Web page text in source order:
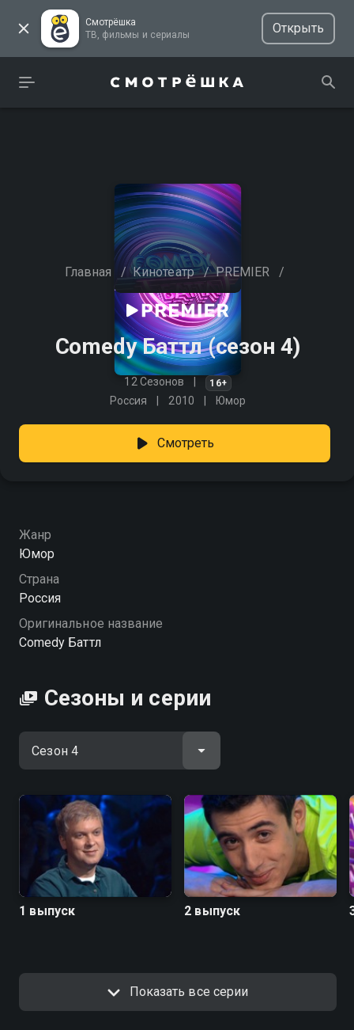
Смотрёшка
ТВ, фильмы и сериалы
Открыть
Главная / Кинотеатр / PREMIER /
Comedy Баттл (сезон 4)
12 Сезонов 16+
Россия 2010 Юмор
Смотреть
Жанр
Юмор
Страна
Россия
Оригинальное название
Comedy Баттл
Сезоны и серии
1 выпуск 2 выпуск
Показать все серии